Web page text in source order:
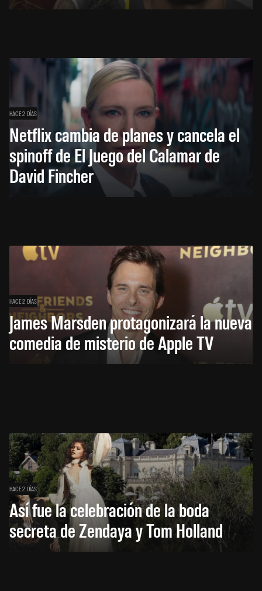
HACE 2 DÍAS
Netflix cambia de planes y cancela el
spinoff de El Juego del Calamar de
David Fincher
HACE 2 DÍAS
James Marsden protagonizará la nueva
comedia de misterio de Apple TV
HACE 2 DÍAS
Así fue la celebración de la boda
secreta de Zendaya y Tom Holland